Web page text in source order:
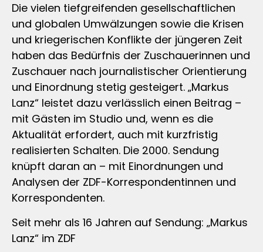
Die vielen tiefgreifenden gesellschaftlichen
und globalen Umwälzungen sowie die Krisen
und kriegerischen Konflikte der jüngeren Zeit
haben das Bedürfnis der Zuschauerinnen und
Zuschauer nach journalistischer Orientierung
und Einordnung stetig gesteigert. „Markus
Lanz“ leistet dazu verlässlich einen Beitrag –
mit Gästen im Studio und, wenn es die
Aktualität erfordert, auch mit kurzfristig
realisierten Schalten. Die 2000. Sendung
knüpft daran an – mit Einordnungen und
Analysen der ZDF-Korrespondentinnen und
Korrespondenten.
Seit mehr als 16 Jahren auf Sendung: „Markus
Lanz“ im ZDF